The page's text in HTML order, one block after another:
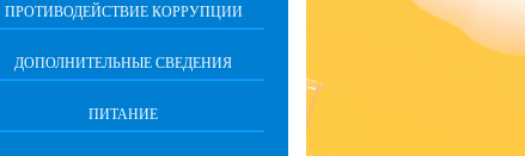
ПРОТИВОДЕЙСТВИЕ КОРРУПЦИИ
ДОПОЛНИТЕЛЬНЫЕ СВЕДЕНИЯ
ПИТАНИЕ